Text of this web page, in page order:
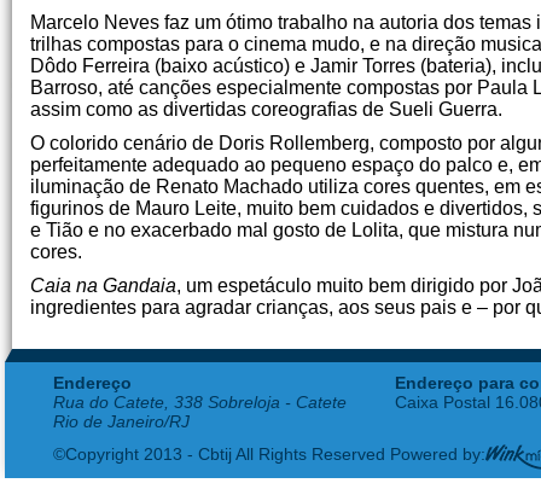
Marcelo Neves faz um ótimo trabalho na autoria dos
trilhas compostas para o cinema mudo, e na direção
Dôdo Ferreira (baixo acústico) e Jamir Torres (bateria),
Barroso, até canções especialmente compostas por
assim como as divertidas coreografias de Sueli Guerra.
O colorido cenário de Doris Rollemberg, composto por
perfeitamente adequado ao pequeno espaço do palco e,
iluminação de Renato Machado utiliza cores quentes, em
figurinos de Mauro Leite, muito bem cuidados e
e Tião e no exacerbado mal gosto de Lolita, que mistura
cores.
Caia na Gandaia, um espetáculo muito bem dirigido por
ingredientes para agradar crianças, aos seus pais e – por
Endereço
Rua do Catete, 338 Sobreloja - Catete
Rio de Janeiro/RJ
Endereço para
Caixa Postal
©Copyright 2013 - Cbtij All Rights Reserved Powered by: